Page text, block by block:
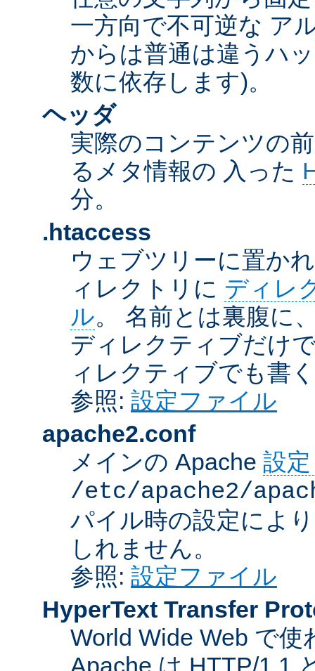
一方向で不可逆な ア
からは普通は違うハ
数に依存します)。
ヘッダ
実際のコンテンツの
るメタ情報の 入った
分。
.htaccess
ウェブツリーに置か
ィレクトリに ディレ
ル。 名前とは裏腹に
ディレクティブだけ
ィレクティブでも書
参照: 設定ファイル
apache2.conf
メインの Apache 設
/etc/apache2/
パイル時の設定によ
しれません。
参照: 設定ファイル
HyperText Transfer
World Wide Web で
Apache は HTTP/1.1